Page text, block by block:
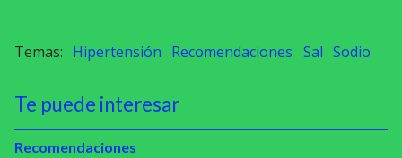
Hipertensión Recomendaciones Sal Sodio
Te puede interesar
Recomendaciones